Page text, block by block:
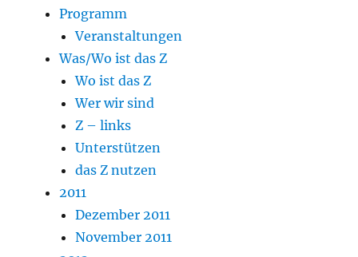
Programm
Veranstaltungen
Was/Wo ist das Z
Wo ist das Z
Wer wir sind
Z – links
Unterstützen
das Z nutzen
2011
Dezember 2011
November 2011